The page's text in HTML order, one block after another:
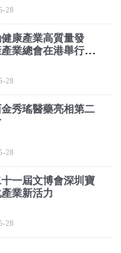
28
健康產業高質量發
業總會在港舉行研
28
金秀瑤醫藥亮相第二
28
十一屆文博會深圳寶
業新活力
28